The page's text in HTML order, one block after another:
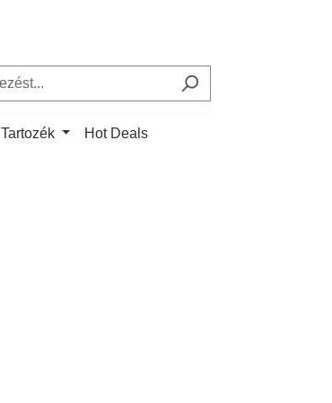
Tartozék Hot Deals